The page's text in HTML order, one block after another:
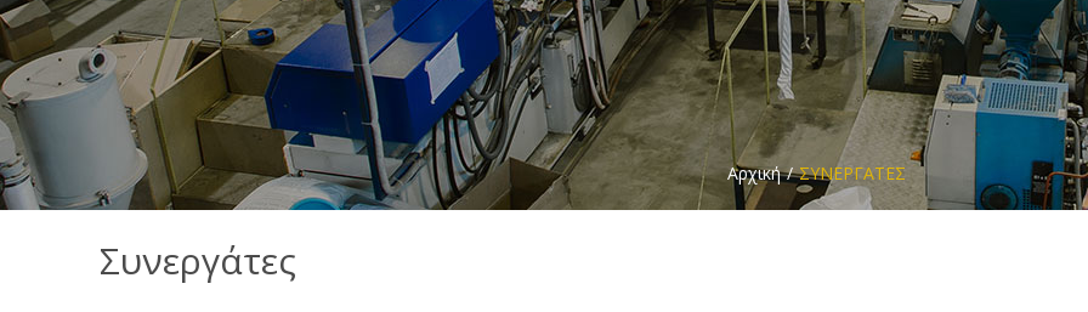
Αρχική ΣΥΝΕΡΓΑΤΕΣ
Συνεργάτες